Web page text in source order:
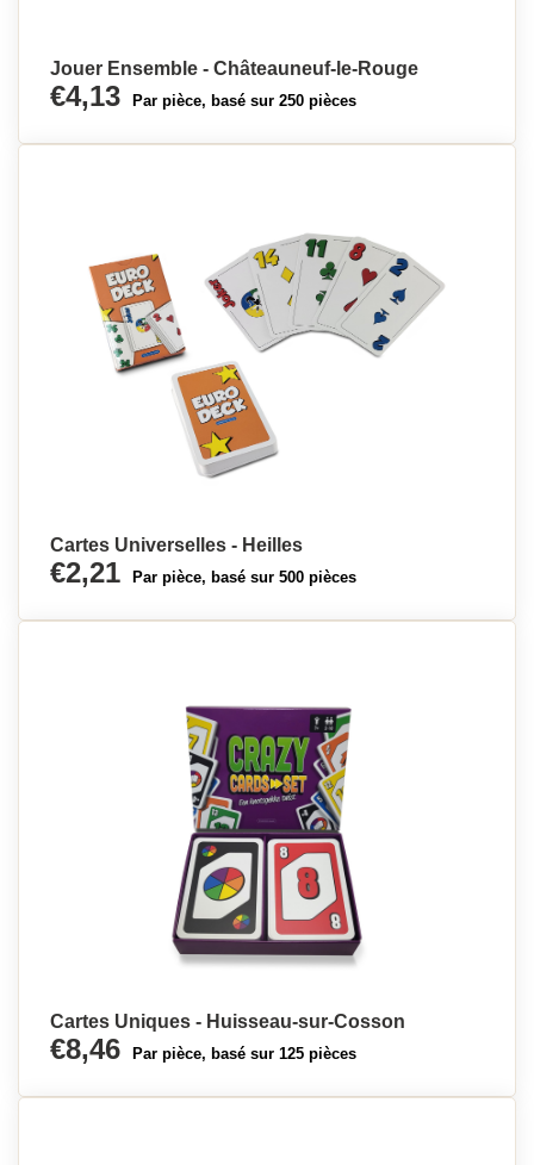
Jouer Ensemble - Châteauneuf-le-Rouge
€4,13 Par pièce, basé sur 250 pièces
Cartes Universelles - Heilles
€2,21 Par pièce, basé sur 500 pièces
Cartes Uniques - Huisseau-sur-Cosson
€8,46 Par pièce, basé sur 125 pièces